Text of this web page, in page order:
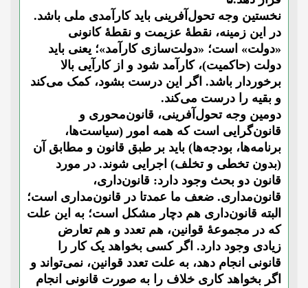
نخستین وجه تحول‌آفرینی باید کارآمدی ملی باشد.
در این زمینه، نقطۀ عزیمت و نقطۀ کانونی
«دولت» است؛ «دولت‌سازی کارآمد»؛ یعنی باید
دولت (حاکمیت)، کارآمد شود و از کارآیی بالا
برخوردار باشد. اگر این درست بشود، کمک می‌کند
و بقیه را درست می‌کند.
دومین وجه تحول‌آفرینی، قانون‌محوری و
قانون‌گرایی است که همه امور (سیاست‌ها،
برنامه‌ها، بودجه‌ها) باید بر طبق قانون و مطابق آن
(بدون تخطی و تخلف) اجرایی شوند. در مورد
قانون دو بحث وجود دارد: قانون‌داری،
قانون‌مداری. ضعف ما عمدتا در قانون‌مداری است؛
البته قانون‌داری هم دچار مشکل است؛ به این علت
که در مجموعۀ قوانین، هم تعدد و هم تعارض
زیادی وجود دارد. اگر کسی بخواهد یک کار را
قانونی انجام دهد، به علت تعدد قوانین، نمی‌تواند و
اگر بخواهد کاری خلاف را به صورت قانونی انجام